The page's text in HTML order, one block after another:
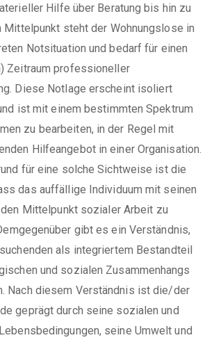
Hilfe über Beratung bis hin zu
Mittelpunkt steht der Wohnungslose in
Notsituation und bedarf für einen
Zeitraum professioneller
Diese Notlage erscheint isoliert
ist mit einem bestimmten Spektrum
zu bearbeiten, in der Regel mit
Hilfeangebot in einer Organisation.
für eine solche Sichtweise ist die
das auffällige Individuum mit seinen
Mittelpunkt sozialer Arbeit zu
gibt es ein Verständnis,
als integriertem Bestandteil
und sozialen Zusammenhangs
Nach diesem Verständnis ist die/der
geprägt durch seine sozialen und
seine Umwelt und